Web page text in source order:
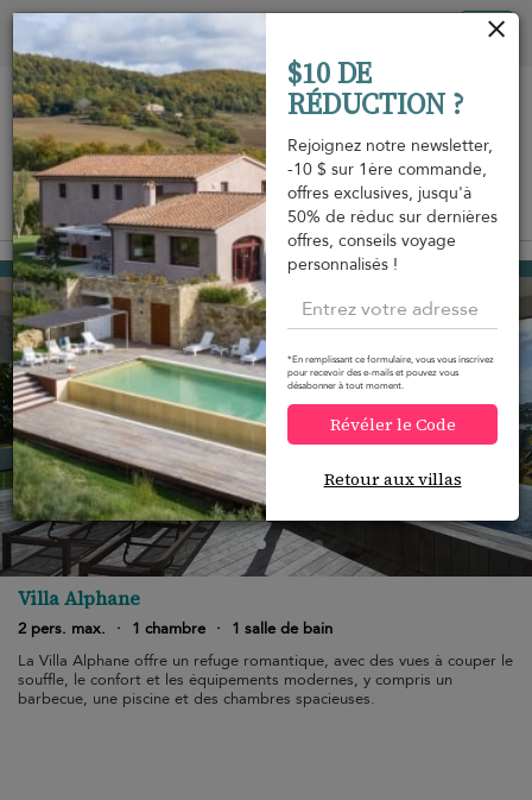
Vue sur la carte
Mont Jean à partir de
Villa Alphane
2 pers. max. · 1 chambre ·
1 salle de bain
La Villa Alphane offre un refuge romantique, avec des vues à couper le
souffle, le confort et les équipements modernes, y compris un
barbecue, une piscine et des chambres spacieuses.
$10 DE
RÉDUCTION ?
Rejoignez notre newsletter,
-10 $ sur 1ère commande,
offres exclusives, jusqu'à
50% de réduc sur dernières
offres, conseils voyage
personnalisés !
*En remplissant ce formulaire, vous vous inscrivez
pour recevoir des e-mails et pouvez vous
désabonner à tout moment.
Révéler le Code
Retour aux villas
Vos paramètres de cookies